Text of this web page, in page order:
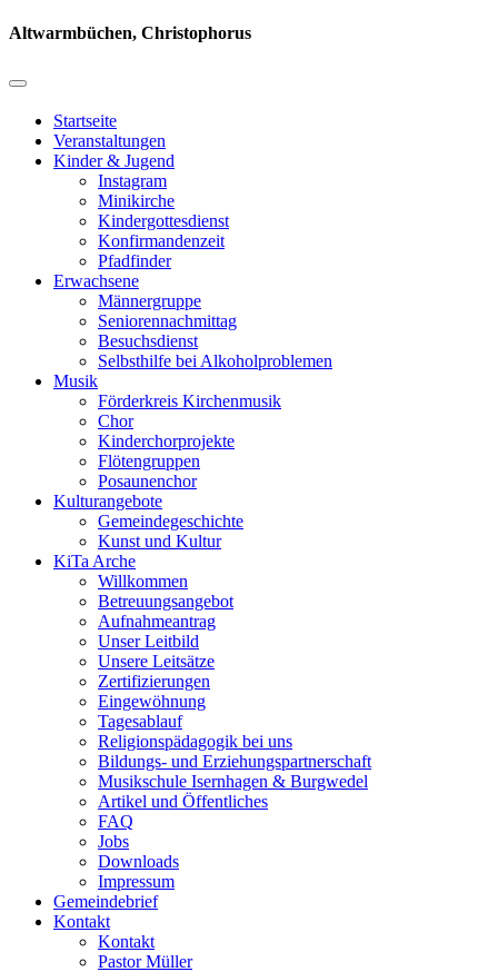
Altwarmbüchen, Christophorus
Startseite
Veranstaltungen
Kinder & Jugend
Instagram
Minikirche
Kindergottesdienst
Konfirmandenzeit
Pfadfinder
Erwachsene
Männergruppe
Seniorennachmittag
Besuchsdienst
Selbsthilfe bei Alkoholproblemen
Musik
Förderkreis Kirchenmusik
Chor
Kinderchorprojekte
Flötengruppen
Posaunenchor
Kulturangebote
Gemeindegeschichte
Kunst und Kultur
KiTa Arche
Willkommen
Betreuungsangebot
Aufnahmeantrag
Unser Leitbild
Unsere Leitsätze
Zertifizierungen
Eingewöhnung
Tagesablauf
Religionspädagogik bei uns
Bildungs- und Erziehungspartnerschaft
Musikschule Isernhagen & Burgwedel
Artikel und Öffentliches
FAQ
Jobs
Downloads
Impressum
Gemeindebrief
Kontakt
Kontakt
Pastor Müller